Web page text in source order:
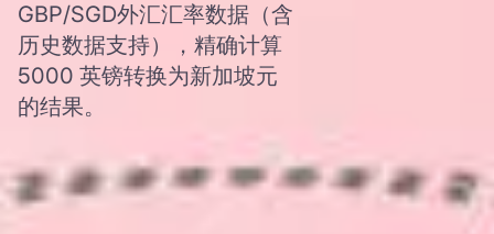
GBP/SGD外汇汇率数据（含
历史数据支持），精确计算
5000 英镑转换为新加坡元
的结果。